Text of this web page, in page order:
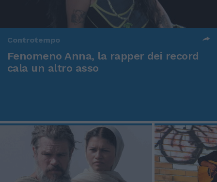
Controtempo
Fenomeno Anna, la rapper dei record
cala un altro asso